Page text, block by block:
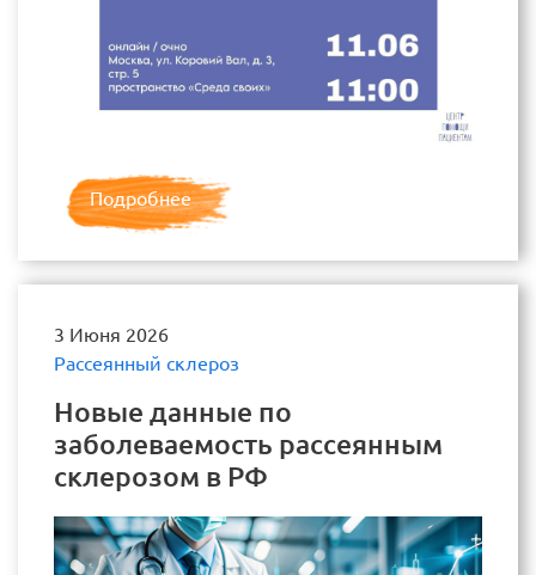
Подробнее
3 Июня 2026
Рассеянный склероз
Новые данные по
заболеваемость рассеянным
склерозом в РФ